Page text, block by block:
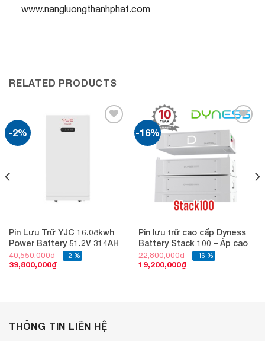
www.nangluongthanhphat.com
RELATED PRODUCTS
-2%
Pin Lưu Trữ YJC 16.08kwh
Power Battery 51.2V 314AH
40,550,000₫ - 2 %
39,800,000₫
-16%
Add to
wishlist
Pin lưu trữ cao cấp Dyness
Battery Stack 100 – Áp cao
22,800,000₫ - 16 %
19,200,000₫
THÔNG TIN LIÊN HỆ